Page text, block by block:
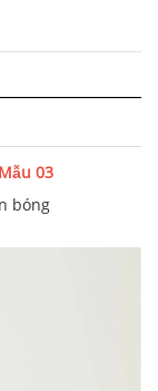
03
bóng